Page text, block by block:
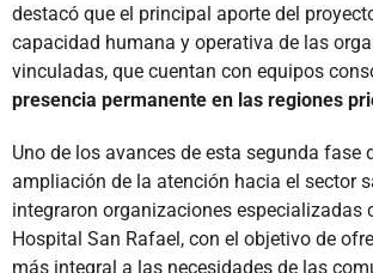
destacó que el principal aporte del
capacidad humana y operativa de las
vinculadas, que cuentan con equipos
presencia permanente en las regiones
Uno de los avances de esta segunda fase
ampliación de la atención hacia el sector
integraron organizaciones especializadas
Hospital San Rafael, con el objetivo de
más integral a las necesidades de las